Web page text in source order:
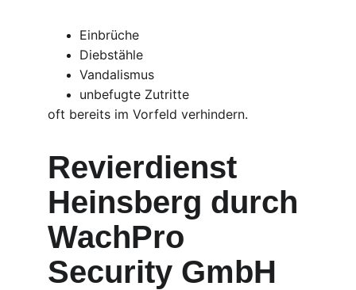
Einbrüche
Diebstähle
Vandalismus
unbefugte Zutritte
oft bereits im Vorfeld verhindern.
Revierdienst
Heinsberg durch
WachPro
Security GmbH